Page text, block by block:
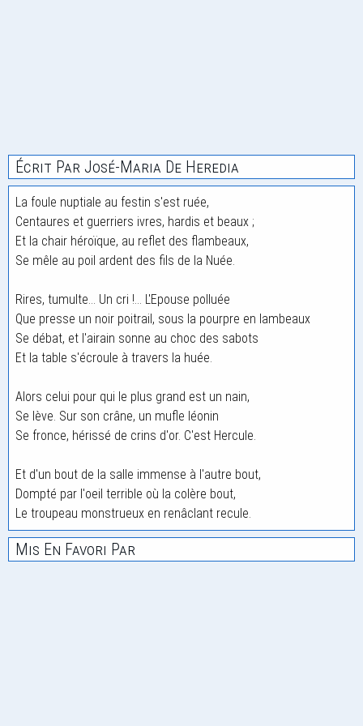
Écrit Par José-Maria De Heredia
La foule nuptiale au festin s'est ruée,
Centaures et guerriers ivres, hardis et beaux ;
Et la chair héroïque, au reflet des flambeaux,
Se mêle au poil ardent des fils de la Nuée.
Rires, tumulte... Un cri !... L'Epouse polluée
Que presse un noir poitrail, sous la pourpre en lambeaux
Se débat, et l'airain sonne au choc des sabots
Et la table s'écroule à travers la huée.
Alors celui pour qui le plus grand est un nain,
Se lève. Sur son crâne, un mufle léonin
Se fronce, hérissé de crins d'or. C'est Hercule.
Et d'un bout de la salle immense à l'autre bout,
Dompté par l'oeil terrible où la colère bout,
Le troupeau monstrueux en renâclant recule.
Mis En Favori Par